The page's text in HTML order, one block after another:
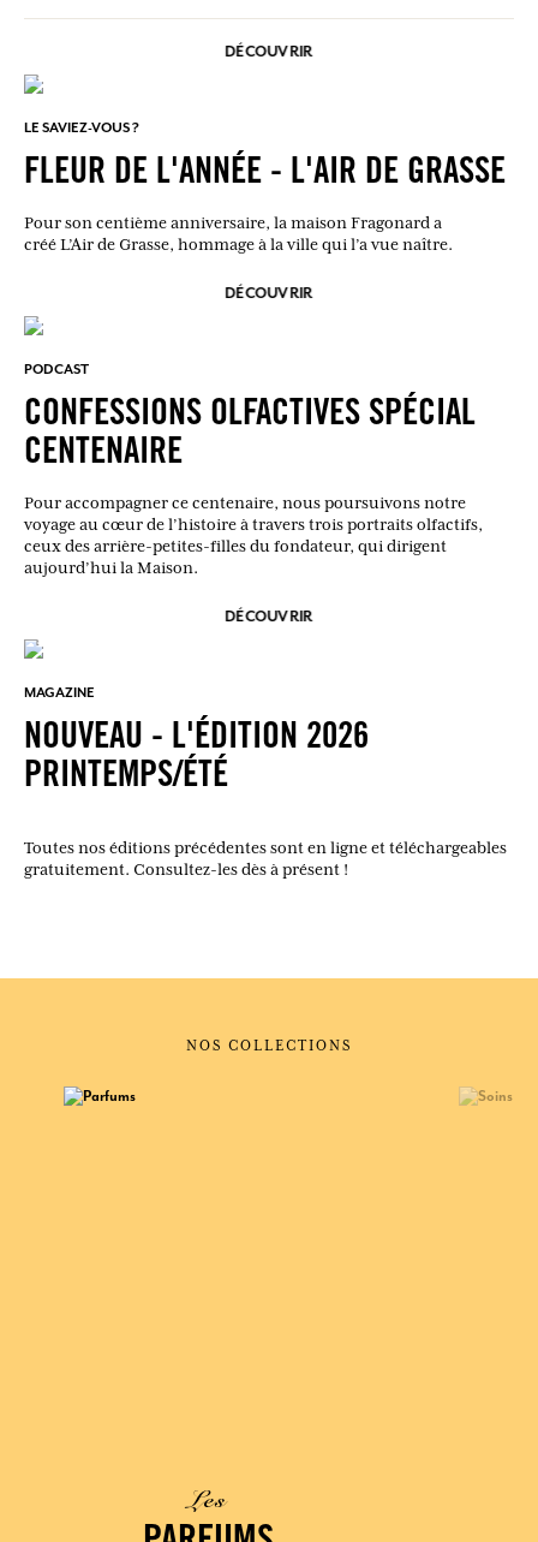
DÉCOUVRIR
LE SAVIEZ-VOUS ?
FLEUR DE L'ANNÉE - L'AIR DE GRASSE
Pour son centième anniversaire, la maison Fragonard a
créé L’Air de Grasse, hommage à la ville qui l’a vue naître.
DÉCOUVRIR
PODCAST
CONFESSIONS OLFACTIVES SPÉCIAL
CENTENAIRE
Pour accompagner ce centenaire, nous poursuivons notre
voyage au cœur de l’histoire à travers trois portraits olfactifs,
ceux des arrière-petites-filles du fondateur, qui dirigent
aujourd’hui la Maison.
DÉCOUVRIR
MAGAZINE
NOUVEAU - L'ÉDITION 2026
PRINTEMPS/ÉTÉ
Toutes nos éditions précédentes sont en ligne et téléchargeables
gratuitement. Consultez-les dès à présent !
NOS COLLECTIONS
Les